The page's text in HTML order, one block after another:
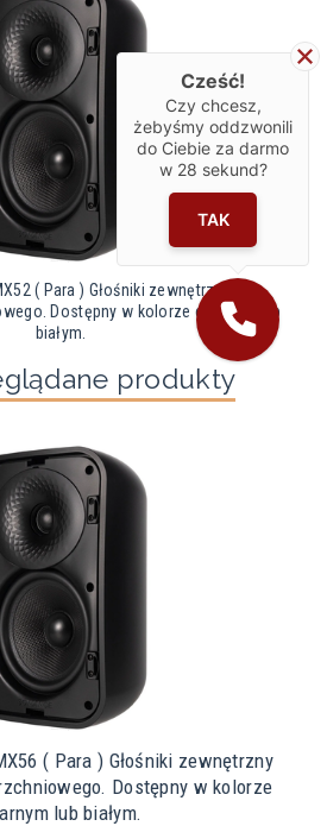
( Para ) Głośniki zewnętrzny do
Dostępny w kolorze czarnym lub
białym.
produkty
( Para ) Głośniki zewnętrzny
Dostępny w kolorze
lub białym.
Cześć!
Czy chcesz,
żebyśmy oddzwonili
do Ciebie za darmo
w 28 sekund?
TAK